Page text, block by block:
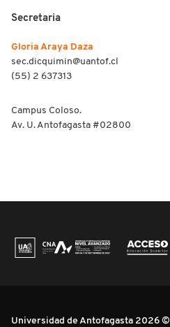
Secretaria
Gloria Araya Daza
sec.dicquimin@uantof.cl
(55) 2 637313
Campus Coloso.
Av. U. Antofagasta #02800
Universidad de Antofagasta 2026 ©